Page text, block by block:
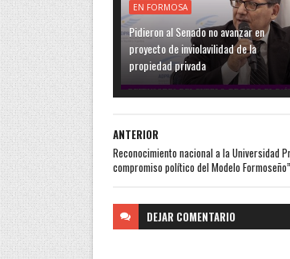
EN FORMOSA
Pidieron al Senado no avanzar en
proyecto de inviolavilidad de la
propiedad privada
ANTERIOR
Reconocimiento nacional a la Universidad
compromiso político del Modelo Formoseño”
DEJAR COMENTARIO